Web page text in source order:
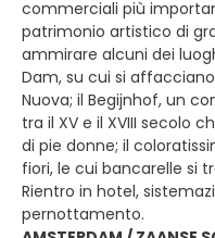
commerciali più
patrimonio artistico di
ammirare alcuni dei
Dam, su cui si affacciano
Nuova; il Begijnhof, un
tra il XV e il XVIII secolo
di pie donne; il
fiori, le cui bancarelle si
Rientro in hotel,
pernottamento.